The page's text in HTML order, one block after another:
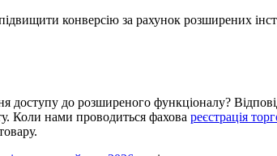
конверсію за рахунок розширених
доступу до розширеного функціоналу?
Коли нами проводиться фахова реєстрація